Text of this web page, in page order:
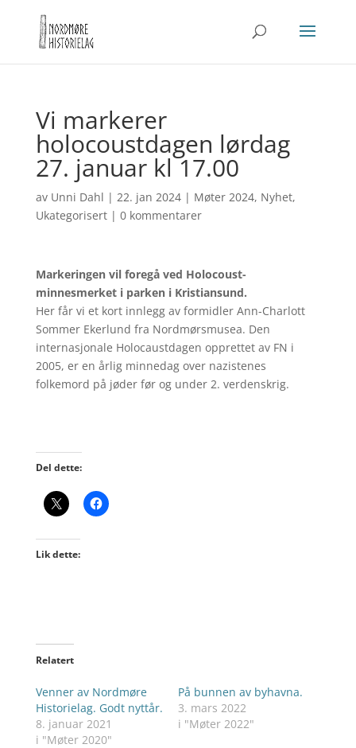
Vi markerer
holocoustdagen lørdag
27. januar kl 17.00
av Unni Dahl | 22. jan 2024| Møter 2024, Nyhet,
Ukategorisert| 0 kommentarer
Markeringen vil foregå ved Holocoust-
minnesmerket i parken i Kristiansund.
Her får vi et kort innlegg av formidler Ann-Charlott
Sommer Ekerlund fra Nordmørsmusea. Den
internasjonale Holocaustdagen opprettet av FN i
2005, er en årlig minnedag over nazistenes
folkemord på jøder før og under 2. verdenskrig.
Del dette:
Lik dette:
Relatert
Venner av Nordmøre
Historielag. Godt nyttår.
8. januar 2021
i "Møter 2020"
På bunnen av byhavna.
3. mars 2022
i "Møter 2022"